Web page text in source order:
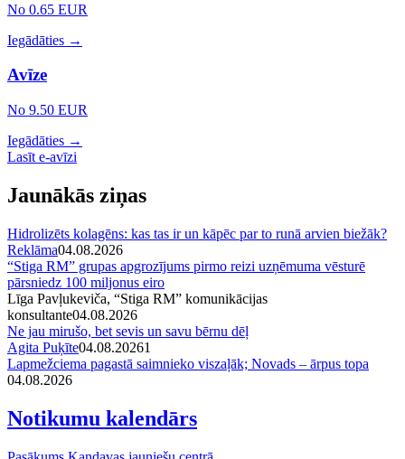
No 0.65 EUR
Iegādāties →
Avīze
No 9.50 EUR
Iegādāties →
Lasīt e-avīzi
Jaunākās ziņas
Hidrolizēts kolagēns: kas tas ir un kāpēc par to runā arvien biežāk?
Reklāma04.08.2026
“Stiga RM” grupas apgrozījums pirmo reizi uzņēmuma vēsturē
pārsniedz 100 miljonus eiro
Līga Pavļukeviča, “Stiga RM” komunikācijas
konsultante04.08.2026
Ne jau mirušo, bet sevis un savu bērnu dēļ
Agita Puķīte04.08.20261
Lapmežciema pagastā saimnieko viszaļāk; Novads – ārpus topa
04.08.2026
Notikumu kalendārs